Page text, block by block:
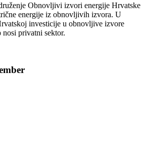
Obnovljivi izvori energije Hrvatske
energije iz obnovljivih izvora. U
investicije u obnovljive izvore
privatni sektor.